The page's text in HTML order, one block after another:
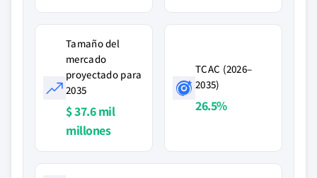
Tamaño del
mercado
proyectado para
2035
$ 37.6 mil
millones
TCAC (2026–
2035)
26.5%